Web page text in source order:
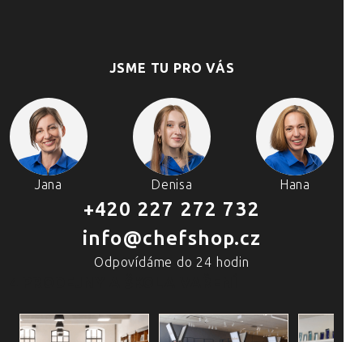
JSME TU PRO VÁS
Jana Denisa Hana
+420 227 272 732
info@chefshop.cz
Odpovídáme do 24 hodin